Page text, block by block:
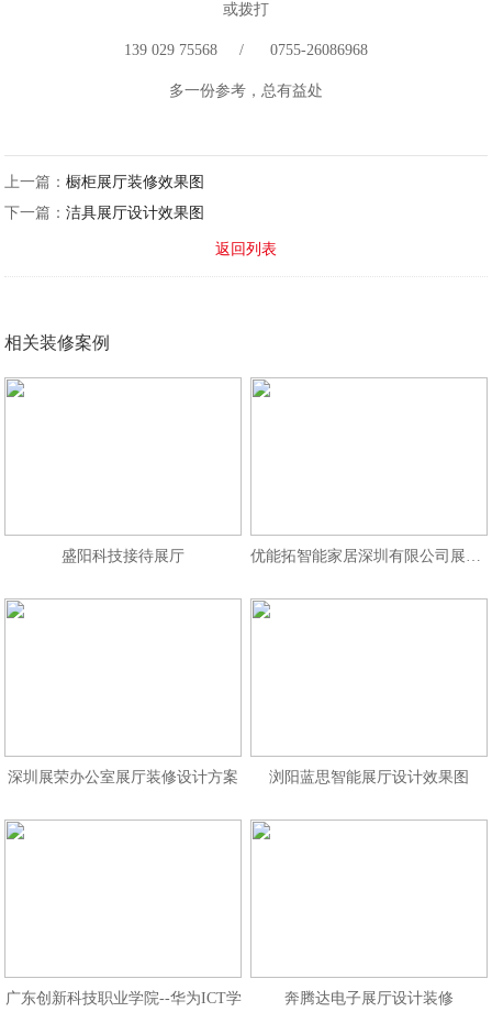
或拨打
139 029 75568 / 0755-26086968
多一份参考，总有益处
上一篇：橱柜展厅装修效果图
下一篇：洁具展厅设计效果图
返回列表
相关装修案例
盛阳科技接待展厅 优能拓智能家居深圳有限公司展厅设
深圳展荣办公室展厅装修设计方案 浏阳蓝思智能展厅设计效果图
广东创新科技职业学院--华为ICT学 奔腾达电子展厅设计装修